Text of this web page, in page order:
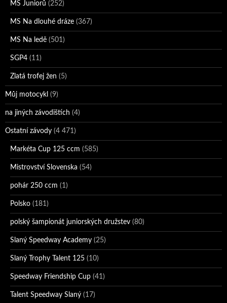
MS Juniorů (252)
MS Na dlouhé dráze (367)
MS Na ledě (501)
SGP4 (11)
Zlatá trofej žen (5)
Můj motocykl (9)
na jiných závodištích (4)
Ostatní závody (4 471)
Markéta Cup 125 ccm (585)
Mistrovství Slovenska (54)
pohár 250 ccm (1)
Polsko (181)
polský šampionát juniorských družstev (80)
Slaný Speedway Academy (25)
Slaný Trophy Talent 125 (10)
Speedway Friendship Cup (41)
Talent Speedway Slaný (17)